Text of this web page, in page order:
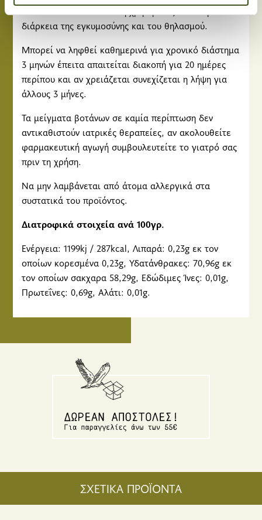
επισκεψιμότητάς μας. Επιπλέον, μοιραζόμαστε
πληροφορίες που αφορούν τον τρόπο που
χρησιμοποιείτε τον ιστότοπό μας με συνεργάτες
κοινωνικών μέσων, διαφήμισης και αναλύσεων, οι
οποίοι ενδεχομένως να τις συνδυάσουν με άλλες
πληροφορίες που τους έχετε παραχωρήσει ή τις οποίες
έχουν συλλέξει σε σχέση με την από μέρους σας χρήση
των υπηρεσιών τους.
διάρκεια της εγκυμοσύνης και του θηλασμού.
Μπορεί να ληφθεί καθημερινά για χρονικό διάστημα
3 μηνών έπειτα απαιτείται διακοπή για 20 ημέρες
περίπου και αν χρειάζεται συνεχίζεται η λήψη για
άλλους 3 μήνες.
Τα μείγματα βοτάνων σε καμία περίπτωση δεν
αντικαθιστούν ιατρικές θεραπείες, αν ακολουθείτε
φαρμακευτική αγωγή συμβουλευτείτε το γιατρό σας
πριν τη χρήση.
Να μην λαμβάνεται από άτομα αλλεργικά στα
συστατικά του προϊόντος.
Διατροφικά στοιχεία ανά 100γρ.
Ενέργεια: 1199kj / 287kcal, Λιπαρά: 0,23g εκ τον
οποίων κορεσμένα 0,23g, Υδατάνθρακες: 70,96g εκ
τον οποίων σακχαρα 58,29g, Εδώδιμες Ίνες: 0,01g,
Πρωτεΐνες: 0,69g, Αλάτι: 0,01g.
ΣΧΕΤΙΚΑ ΠΡΟΪΟΝΤΑ